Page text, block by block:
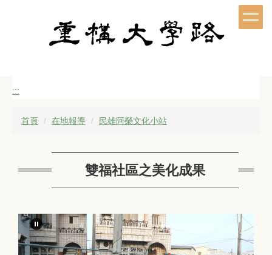
:::
首頁 在地報導 民雄阿榮文化小站
雙福社區之美化成果